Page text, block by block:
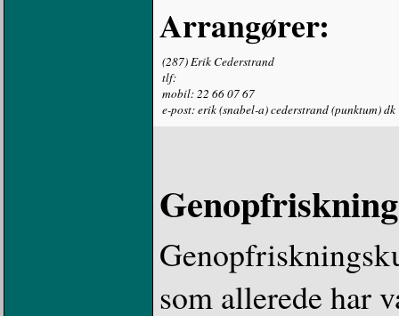
Arrangører:
(287) Erik Cederstrand
tlf:
mobil: 22 66 07 67
e-post: erik (snabel-a) cederstrand (punktum) dk
som allerede har